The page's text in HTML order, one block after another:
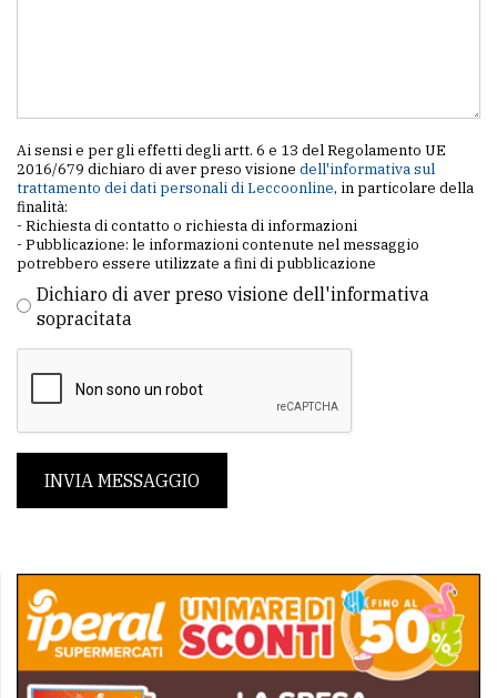
Ai sensi e per gli effetti degli artt. 6 e 13 del Regolamento UE
2016/679 dichiaro di aver preso visione dell'informativa sul
trattamento dei dati personali di Leccoonline, in particolare della
finalità:
- Richiesta di contatto o richiesta di informazioni
- Pubblicazione: le informazioni contenute nel messaggio
potrebbero essere utilizzate a fini di pubblicazione
Dichiaro di aver preso visione dell'informativa
sopracitata
INVIA MESSAGGIO